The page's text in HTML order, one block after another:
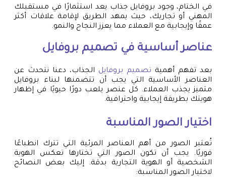
في الختام، وجود بروفايل جذاب يعد استثمارًا في مستقبلك
المهني أو تجاريك، حيث يمهد الطريق لإقامة علاقات أكثر
عمقًا وإيجابية مع العملاء مما يعزز النجاح والنمو.
عناصر أساسية في تصميم بروفايل
بعد تفهم أهمية تصميم بروفايل الجذاب، دعنا نتحدث عن
العناصر الأساسية التي يجب أن تتضمنها لبناء بروفايل
متميز يجذب العملاء. كل عنصر يلعب دورًا حيويًا في إظهار
هويتك بطريقة إيجابية واحترافية.
اختيار الصور المناسبة
تُعتبر الصور من أهم العناصر المرئية التي تترك انطباعًا
فوريًا. يجب أن تكون الصور التي تختارها تعكس الهوية
الشخصية أو الهوية التجارية بدقة. إليك بعض النصائح
لاختيار الصور المناسبة: